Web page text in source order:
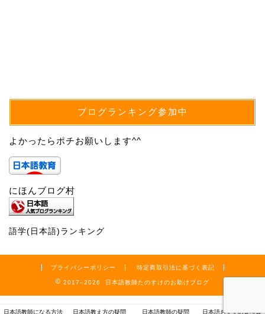
ブログランキング参加中
よかったらポチお願いします^^
にほんブログ村
語学(日本語)ランキング
プライバシーポリシー 特定商取引法に基づく表記
2017–2026 日本語教師たのすけのお助けブログ
日本語教師になる方法 日本語教え方の疑問 日本語教師の疑問 日本語おすすめ参考書